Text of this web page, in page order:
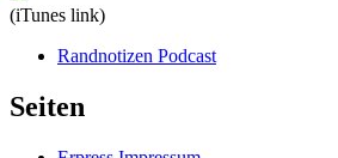
(iTunes link)
Randnotizen Podcast
Seiten